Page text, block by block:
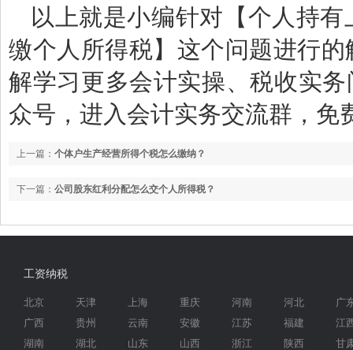
以上就是小编针对【个人持
缴个人所得税】这个问题进行
解学习更多会计实操、税收实
众号，进入会计实务交流群，免
上一篇： 个体户生产经营所得个税怎么缴纳？
下一篇： 公司股东红利分配怎么交个人所得税？
工资纳税
北京 天津 上海 重庆 河南 河北
广
广西
贵州 云南 安徽 江苏 福建
江
湖南
湖北 山东 山西 浙江 陕西
甘